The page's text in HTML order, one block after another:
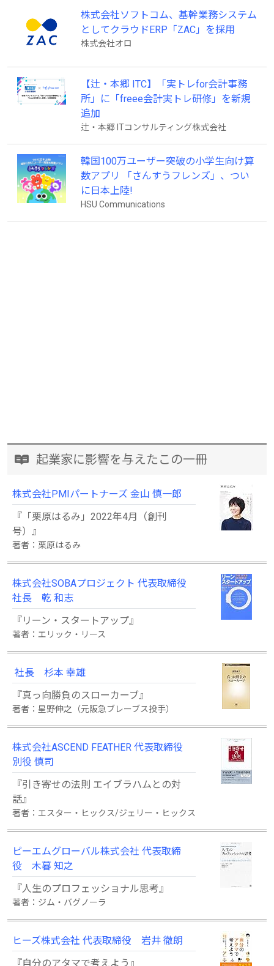
株式会社ソフトコム、基幹業務システム
としてクラウドERP「ZAC」を採用
株式会社オロ
【辻・本郷 ITC】「実トレfor会計事務
所」に「freee会計実トレ研修」を新規
追加
辻・本郷 ITコンサルティング株式会社
韓国100万ユーザー突破の小学生向け算
数アプリ 「さんすうフレンズ」、つい
に日本上陸!
HSU Communications
起業家に影響を与えたこの一冊
株式会社PMIパートナーズ 金山 慎一郎
『「栗原はるみ」2022年4月（創刊
号）』
著者：栗原はるみ
株式会社SOBAプロジェクト 代表取締役
社長 乾 和志
『リーン・スタートアップ』
著者：エリック・リース
社長 杉本 幸雄
『真っ向勝負のスローカーブ』
著者：星野伸之（元阪急ブレーブス投手）
株式会社ASCEND FEATHER 代表取締役
別役 慎司
『引き寄せの法則 エイブラハムとの対
話』
著者：エスター・ヒックス/ジェリー・ヒックス
ピーエムグローバル株式会社 代表取締
役 木暮 知之
『人生のプロフェッショナル思考』
著者：ジム・バグノーラ
ヒーズ株式会社 代表取締役 岩井 徹朗
『自分のアタマで考えよう』